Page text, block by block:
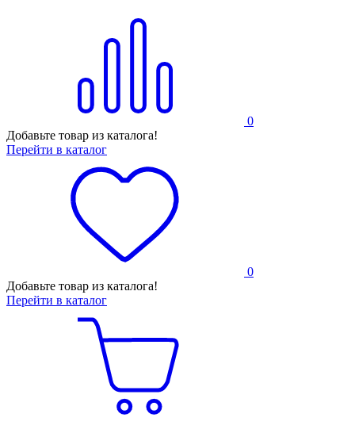
0
Добавьте товар из каталога!
Перейти в каталог
0
Добавьте товар из каталога!
Перейти в каталог